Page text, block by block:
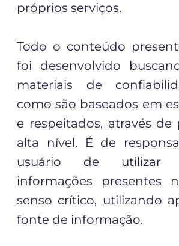
próprios serviços.
Todo o conteúdo
foi desenvolvido
materiais de
como são baseados em
e respeitados, através de
alta nível. É de
usuário de utilizar
informações presentes
senso crítico, utilizando
fonte de informação.